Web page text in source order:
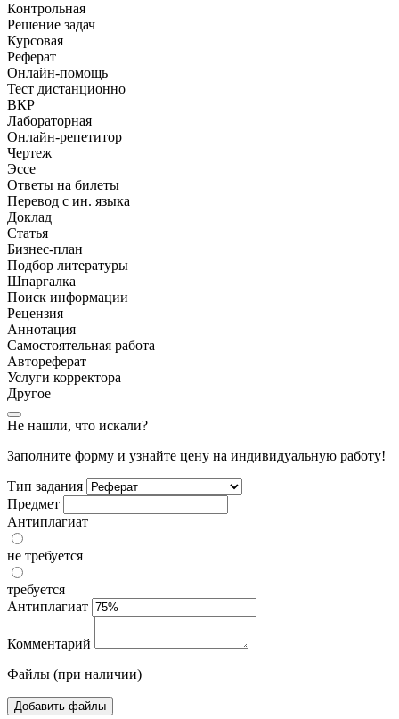
Контрольная
Решение задач
Курсовая
Реферат
Онлайн-помощь
Тест дистанционно
ВКР
Лабораторная
Онлайн-репетитор
Чертеж
Эссе
Ответы на билеты
Перевод с ин. языка
Доклад
Статья
Бизнес-план
Подбор литературы
Шпаргалка
Поиск информации
Рецензия
Аннотация
Самостоятельная работа
Автореферат
Услуги корректора
Другое
Не нашли, что искали?
Заполните форму и узнайте цену на индивидуальную работу!
Тип задания
Предмет
Антиплагиат
не требуется
требуется
Антиплагиат
Комментарий
Файлы (при наличии)
Добавить файлы